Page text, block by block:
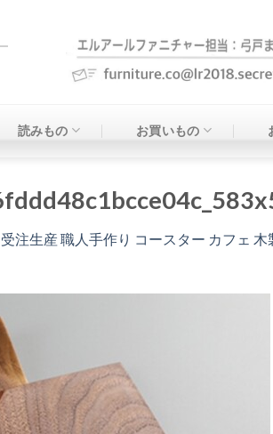
読みもの お買いもの
受注生産 職人手作り コースター カフェ